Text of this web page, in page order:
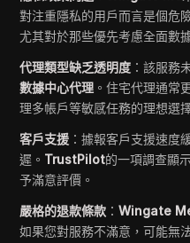
對注重隱私的用戶而言是個危
尤其對於那些優先考慮全面數
代理類型缺乏透明度 ：該服務
數據中心代理 。住宅代理通常
理多帳戶等敏感任務的理想選
客戶支援 ：據報客戶支援速度
遲。 TrustPilot的一項調查顯
予滿意評價。
嚴格的退款條款 ：Wingate
如果您對服務不滿意，可能無